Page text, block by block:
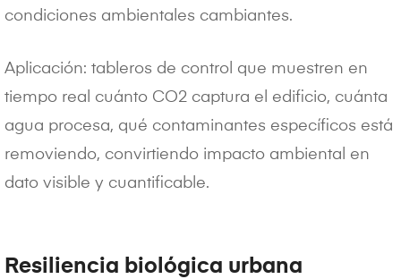
condiciones ambientales cambiantes.
Aplicación: tableros de control que muestren en
tiempo real cuánto CO2 captura el edificio, cuánta
agua procesa, qué contaminantes específicos está
removiendo, convirtiendo impacto ambiental en
dato visible y cuantificable.
Resiliencia biológica urbana